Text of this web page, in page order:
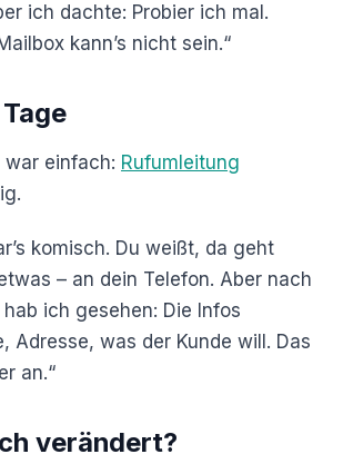
ich dachte: Probier ich mal.
kann’s nicht sein.“
war einfach: Rufumleitung
komisch. Du weißt, da geht
– an dein Telefon. Aber nach
ich gesehen: Die Infos
Adresse, was der Kunde will. Das
an.“
verändert?